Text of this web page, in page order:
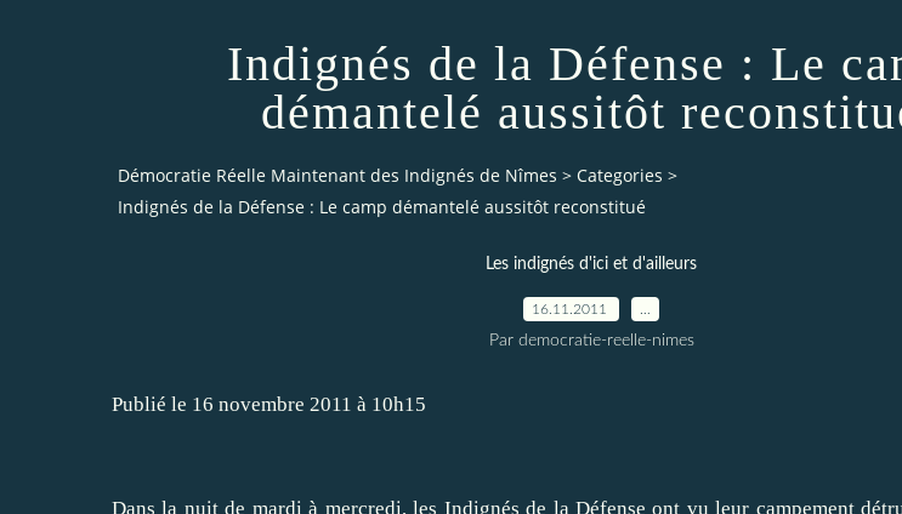
Indignés de la Défense : Le
démantelé aussitôt
Démocratie Réelle Maintenant des Indignés de Nîmes > Categories >
Indignés de la Défense : Le camp démantelé aussitôt reconstitué
Les indignés d'ici et d'ailleurs
16.11.2011
Par democratie-reelle-nimes
Publié le 16 novembre 2011 à 10h15
Dans la nuit de mardi à mercredi, les Indignés de la Défense ont vu leur campement